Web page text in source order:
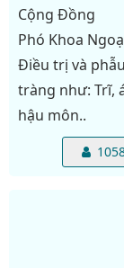
Cộng Đồng
Phó Khoa
Điều trị và
tràng như: Trĩ,
hậu môn..